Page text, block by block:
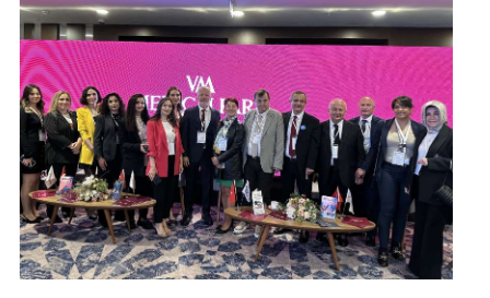
SİYASET
EĞİTİM
GALERİ
VİDEO
YAZARLAR
BİZE
ULAŞIN